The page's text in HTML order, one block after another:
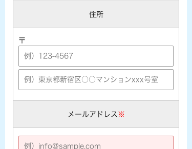
住所
〒
メールアドレス ※